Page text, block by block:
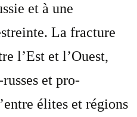
et à une
La fracture
l’Est et l’Ouest,
et pro-
élites et régions